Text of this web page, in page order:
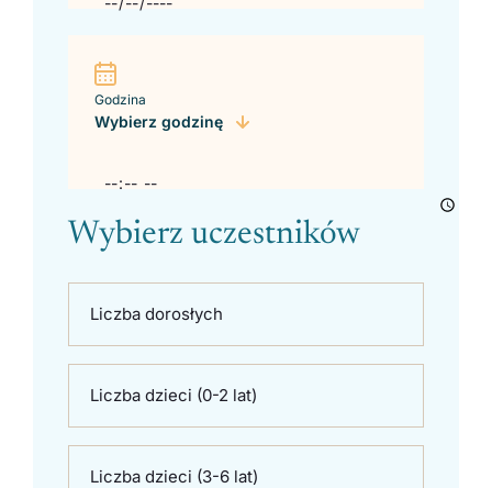
Godzina
Wybierz godzinę
Wybierz uczestników
Liczba dorosłych
Liczba dzieci (0-2 lat)
Liczba dzieci (3-6 lat)